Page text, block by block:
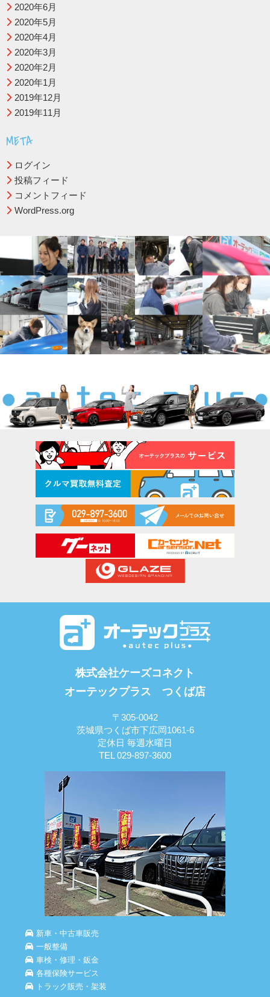
2020年6月
2020年5月
2020年4月
2020年3月
2020年2月
2020年1月
2019年12月
2019年11月
META
ログイン
投稿フィード
コメントフィード
WordPress.org
株式会社ケーズコネクト
オーテックプラス つくば店
〒305-0042
茨城県つくば市下広岡1061-6
定休日 毎週水曜日
TEL 029-897-3600
新車・中古車販売
一般整備
車検・修理・鈑金
各種保険サービス
トラック販売・架装